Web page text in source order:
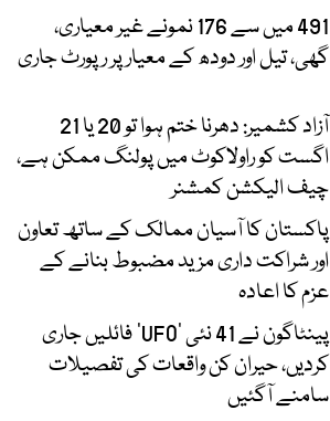
491 میں سے 176 نمونے غیر معیاری،
گھی، تیل اور دودھ کے معیار پر رپورٹ جاری
آزاد کشمیر: دھرنا ختم ہوا تو 20 یا 21
اگست کو راولاکوٹ میں پولنگ ممکن ہے،
چیف الیکشن کمشنر
پاکستان کا آسیان ممالک کے ساتھ تعاون
اور شراکت داری مزید مضبوط بنانے کے
عزم کا اعادہ
پینٹاگون نے 41 نئی ’UFO‘ فائلیں جاری
کردیں، حیران کن واقعات کی تفصیلات
سامنے آگئیں